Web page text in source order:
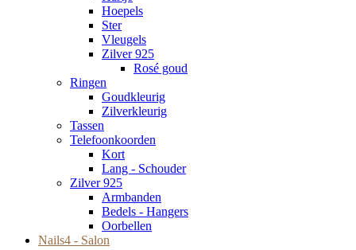
Hoepels
Ster
Vleugels
Zilver 925
Rosé goud
Ringen
Goudkleurig
Zilverkleurig
Tassen
Telefoonkoorden
Kort
Lang - Schouder
Zilver 925
Armbanden
Bedels - Hangers
Oorbellen
Nails4 - Salon